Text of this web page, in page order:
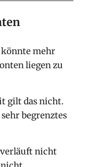
könnte mehr
liegen zu
gilt das nicht.
begrenztes
verläuft nicht